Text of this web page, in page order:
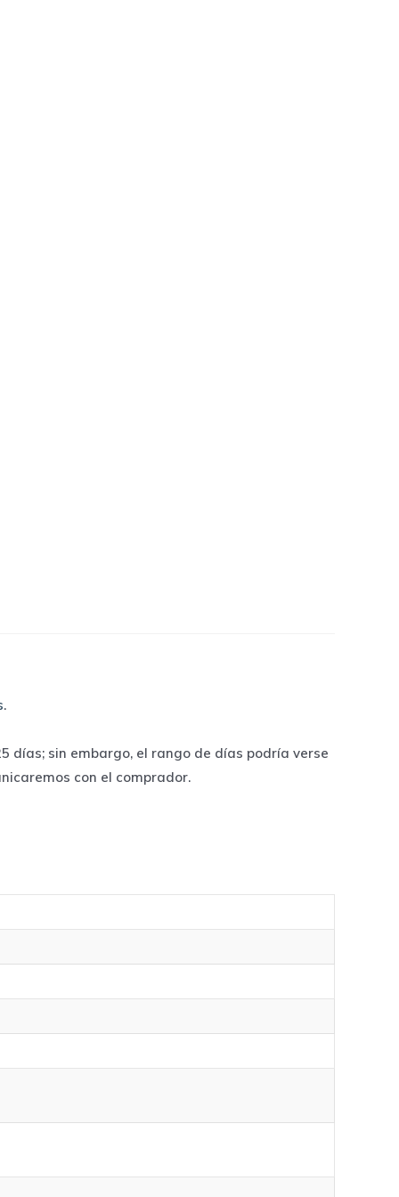
.
días; sin embargo, el rango de días podría verse
con el comprador.